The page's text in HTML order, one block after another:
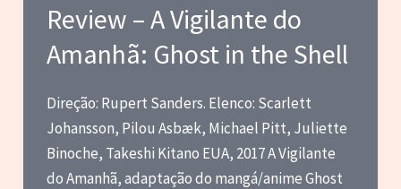
Review – A Vigilante do
Amanhã: Ghost in the Shell
Direção: Rupert Sanders. Elenco: Scarlett
Johansson, Pilou Asbæk, Michael Pitt, Juliette
Binoche, Takeshi Kitano EUA, 2017 A Vigilante
do Amanhã, adaptação do mangá/anime Ghost